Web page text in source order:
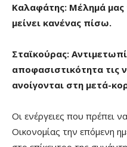
Καλαφάτης: Μέλημά μας
μείνει κανένας πίσω.
Σταϊκούρας:
αποφασιστικότητα τις
ανοίγονται στη μετά-
Οι ενέργειες που πρέπει
Οικονομίας την επόμενη